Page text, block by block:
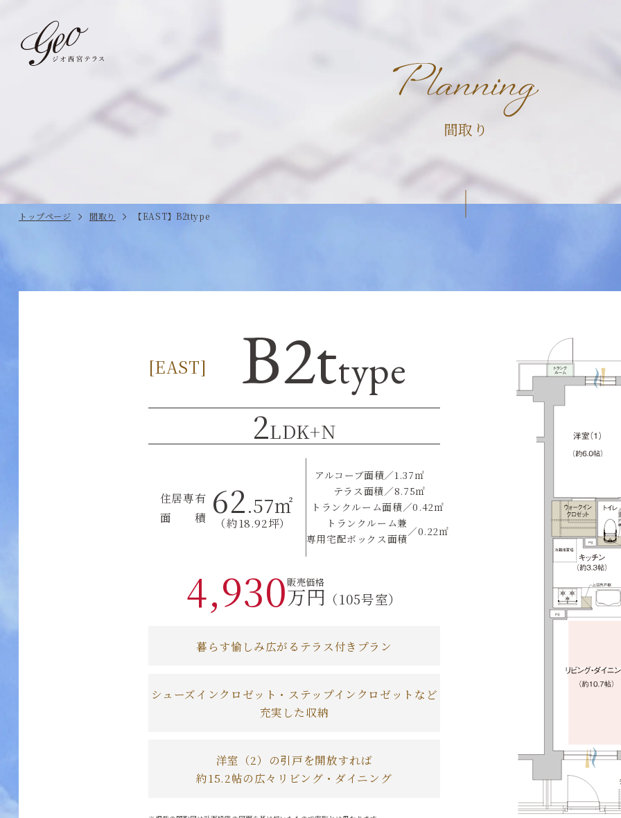
トップ
間取り
トップページ 間取り 【EAST】B2ttype
[EAST] B2ttype
2LDK+N
住居専有
面 積 62.57㎡
（約18.92坪）
アルコーブ面積／1.37㎡
テラス面積／8.75㎡
トランクルーム面積／0.42㎡
トランクルーム兼
専用宅配ボックス面積
／0.22㎡
4,930販売価格
万円 （105号室）
暮らす愉しみ広がるテラス付きプラン
シューズインクロゼット・ステップインクロゼットなど
充実した収納
洋室（2）の引⼾を開放すれば
約15.2帖の広々リビング・ダイニング